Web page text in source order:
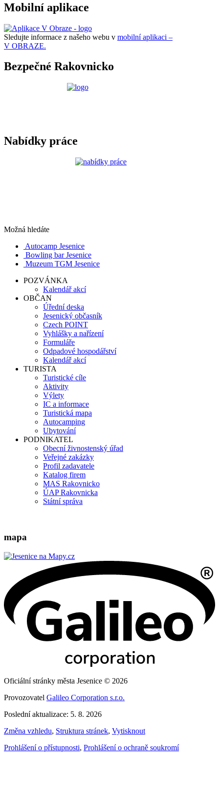
Mobilní aplikace
Sledujte informace z našeho webu v mobilní aplikaci –
V OBRAZE.
Bezpečné Rakovnicko
Nabídky práce
Možná hledáte
Autocamp Jesenice
Bowling bar Jesenice
Muzeum TGM Jesenice
POZVÁNKA
Kalendář akcí
OBČAN
Úřední deska
Jesenický občasník
Czech POINT
Vyhlášky a nařízení
Formuláře
Odpadové hospodářství
Kalendář akcí
TURISTA
Turistické cíle
Aktivity
Výlety
IC a informace
Turistická mapa
Autocamping
Ubytování
PODNIKATEL
Obecní živnostenský úřad
Veřejné zakázky
Profil zadavatele
Katalog firem
MAS Rakovnicko
ÚAP Rakovnicka
Státní správa
mapa
Oficiální stránky města Jesenice © 2026
Provozovatel Galileo Corporation s.r.o.
Poslední aktualizace: 5. 8. 2026
Změna vzhledu, Struktura stránek, Vytisknout
Prohlášení o přístupnosti, Prohlášení o ochraně soukromí